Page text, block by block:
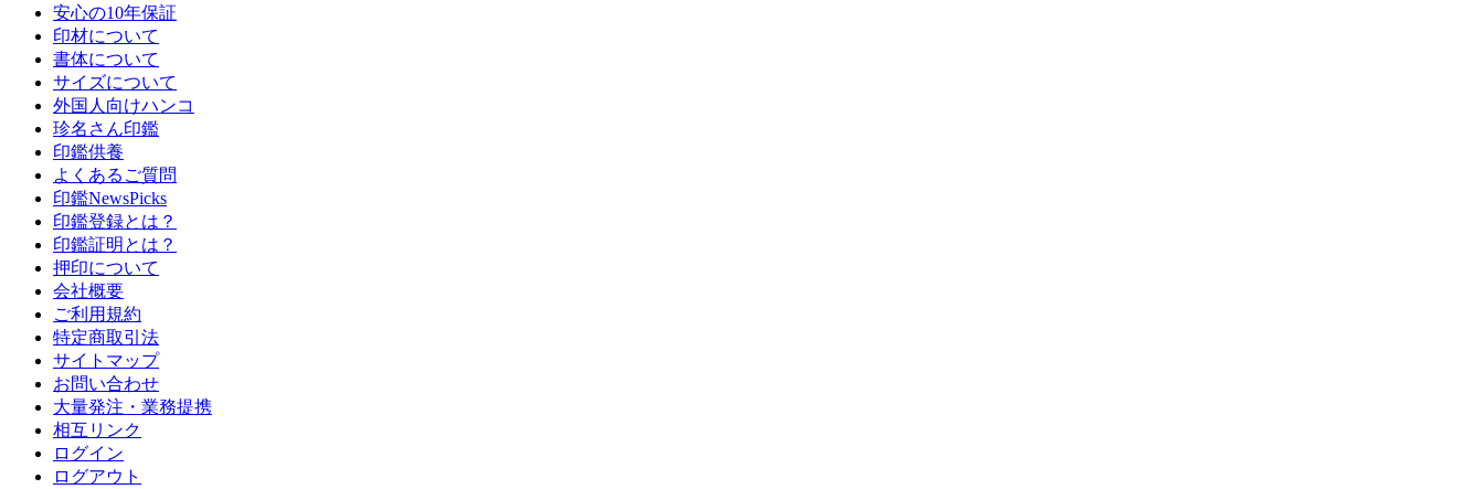
安心の10年保証
印材について
書体について
サイズについて
外国人向けハンコ
珍名さん印鑑
印鑑供養
よくあるご質問
印鑑NewsPicks
印鑑登録とは？
印鑑証明とは？
押印について
会社概要
ご利用規約
特定商取引法
サイトマップ
お問い合わせ
大量発注・業務提携
相互リンク
ログイン
ログアウト